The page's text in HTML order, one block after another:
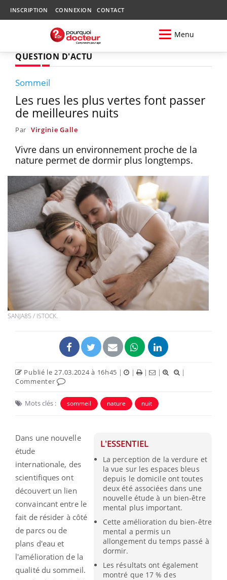
INSCRIPTION CONNEXION CONTACT
Menu
QUESTION D'ACTU
Sommeil
Les rues les plus vertes font passer
de meilleures nuits
Par Virginie Galle
Vivre dans un environnement proche de la
nature permet de dormir plus longtemps.
SANJA85 / ISTOCK.
Publié le 27.03.2024 à 16h45 | | | |
|
Commenter
Mots clés : sommeil nature nuit
L'ESSENTIEL
La perception de la verdure et
la vue sur les espaces bleus
depuis le domicile ont toutes
deux été associées dans une
nouvelle étude à un bien-être
mental plus important.
Cette amélioration du bien-être
mental a permis un
allongement du temps passé à
dormir.
Les résultats ont également
montré que 17 % des
Dans une nouvelle
étude
internationale, des
scientifiques ont
découvert un lien
convaincant entre le
fait de résider à côté
de parcs ou de
plans d'eau et
l'amélioration de la
qualité du sommeil.